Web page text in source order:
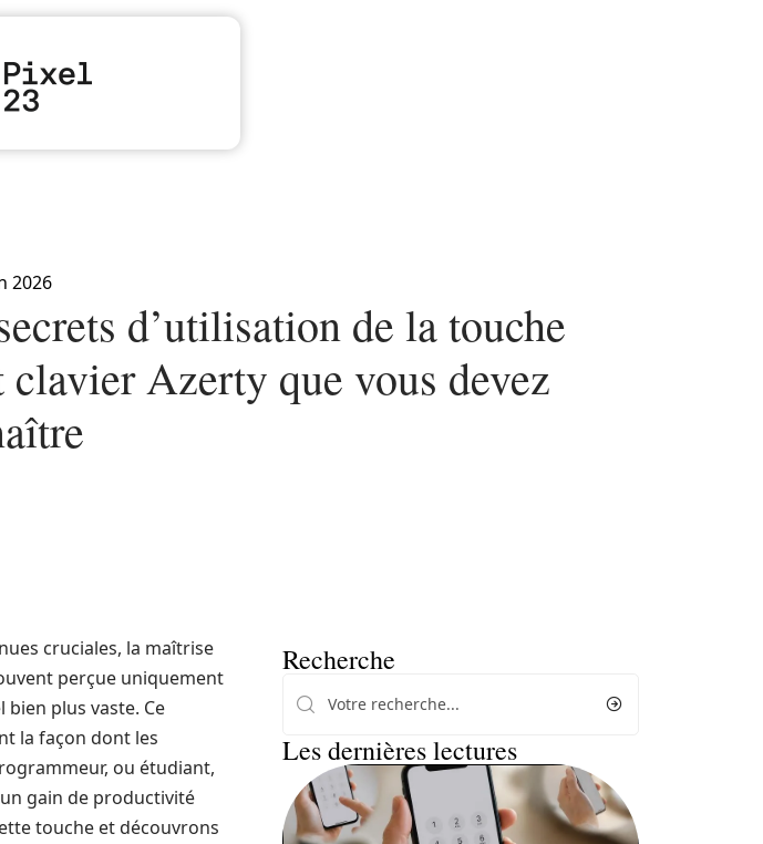
2026
d’utilisation de la touche
Azerty que vous devez
cruciales, la maîtrise
perçue uniquement
plus vaste. Ce
la façon dont les
ou étudiant,
gain de productivité
touche et découvrons
Recherche
Les dernières lectures